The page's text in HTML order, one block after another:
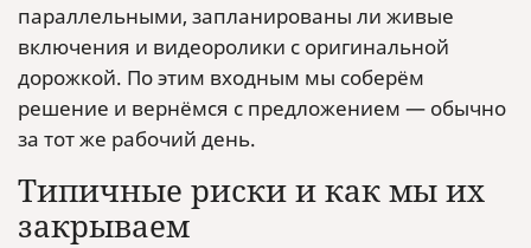
параллельными, запланированы ли живые
включения и видеоролики с оригинальной
дорожкой. По этим входным мы соберём
решение и вернёмся с предложением — обычно
за тот же рабочий день.
Типичные риски и как мы их
закрываем